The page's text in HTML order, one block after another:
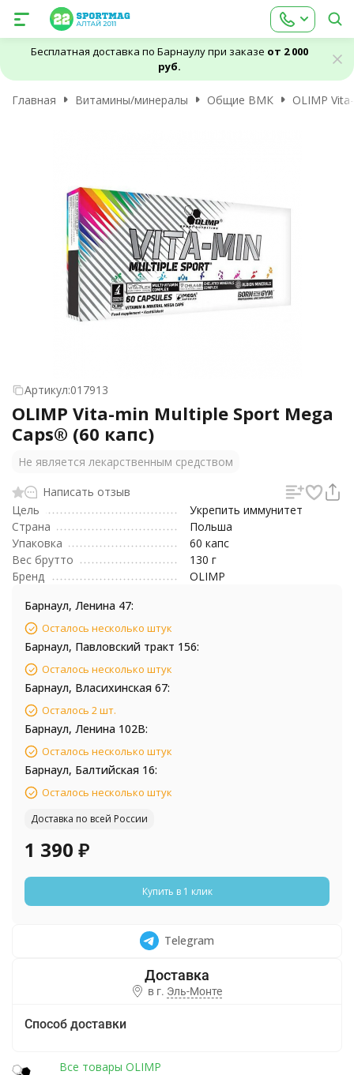
Бесплатная доставка по Барнаулу при заказе от 2 000
руб.
Главная Витамины/минералы Общие ВМК OLIMP
Артикул:017913
OLIMP Vita-min Multiple Sport Mega
Caps® (60 капс)
Не является лекарственным средством
Написать отзыв
Цель
Укрепить иммунитет
Страна
Польша
Упаковка
60 капс
Вес брутто
130 г
Бренд
OLIMP
Барнаул, Ленина 47:
Осталось несколько штук
Барнаул, Павловский тракт 156:
Осталось несколько штук
Барнаул, Власихинская 67:
Осталось 2 шт.
Барнаул, Ленина 102В:
Осталось несколько штук
Барнаул, Балтийская 16:
Осталось несколько штук
Доставка по всей России
1 390 ₽
Купить в 1 клик
Telegram
в г. Эль-Монте
Способ доставки
Все товары OLIMP